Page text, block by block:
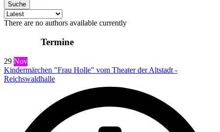
Suche
There are no authors available currently
Termine
29 Nov
Kindermärchen "Frau Holle" vom Theater der Altstadt -
Reichswaldhalle